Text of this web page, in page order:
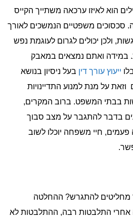
הוא לאיזו ערכאה משתייך הקייס
סכסוכים משפטיים הנמשכים לאורך
ולכן יכולים לגרום לעוגמת נפש
במידה ואתם נמצאים במאבק
ייעוץ עורך דין בעל ניסיון בנושא
על מנת למנוע התדיינויות
בבתי המשפט. ברוב המקרים,
בדבר להתגבר על מצב סבוך
פעמים, חיי משפחה יוכלו לשוב
מחליטים להתגרש? ההחלטה
אחרי התלבטות רבה, ההתלבטות לא